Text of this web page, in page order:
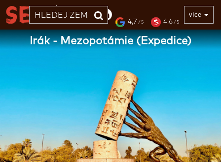
33 LET více
4,7 / 5 4,6 / 5
Irák - Mezopotámie (Expedice)